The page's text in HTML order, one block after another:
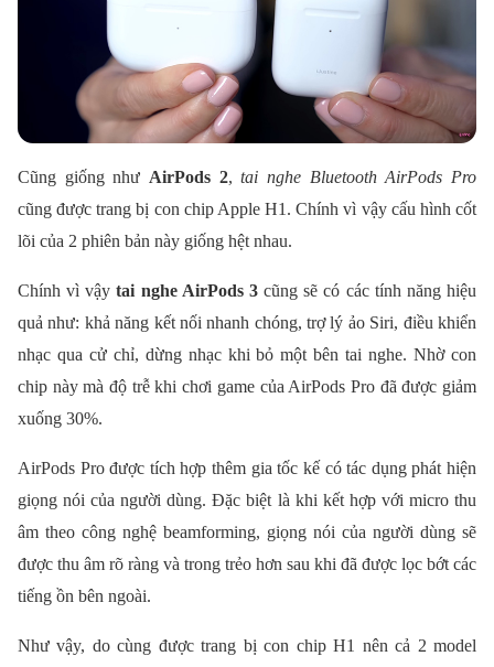
Cũng giống như AirPods 2, tai nghe Bluetooth AirPods Pro
cũng được trang bị con chip Apple H1. Chính vì vậy cấu hình cốt
lõi của 2 phiên bản này giống hệt nhau.
Chính vì vậytai nghe AirPods 3cũng sẽ có các tính năng hiệu
quả như: khả năng kết nối nhanh chóng, trợ lý ảo Siri, điều khiển
nhạc qua cử chỉ, dừng nhạc khi bỏ một bên tai nghe. Nhờ con
chip này mà độ trễ khi chơi game của AirPods Pro đã được giảm
xuống 30%.
AirPods Pro được tích hợp thêm gia tốc kế có tác dụng phát hiện
giọng nói của người dùng. Đặc biệt là khi kết hợp với micro thu
âm theo công nghệ beamforming, giọng nói của người dùng sẽ
được thu âm rõ ràng và trong trẻo hơn sau khi đã được lọc bớt các
tiếng ồn bên ngoài.
Như vậy, do cùng được trang bị con chip H1 nên cả 2 model